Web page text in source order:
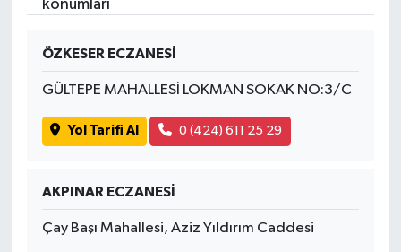
konumları
ÖZKESER ECZANESİ
GÜLTEPE MAHALLESİ LOKMAN SOKAK NO:3/C
Yol Tarifi Al 0 (424) 611 25 29
AKPINAR ECZANESİ
Çay Başı Mahallesi, Aziz Yıldırım Caddesi